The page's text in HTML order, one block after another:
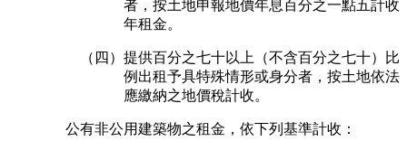
者，按土地申報地價年息百分之一點五計收
年租金。
（四）提供百分之七十以上（不含百分之七十）比
例出租予具特殊情形或身分者，按土地依法
應繳納之地價稅計收。
公有非公用建築物之租金，依下列基準計收：